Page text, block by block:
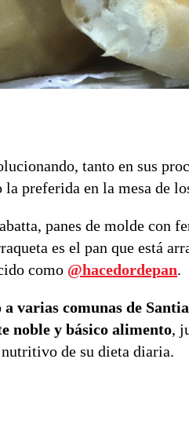
tanto en sus
la preferida en la mesa de
panes de molde con
es el pan que está
como @hacedordepan.
varias comunas de
noble y básico alimento,
de su dieta diaria.